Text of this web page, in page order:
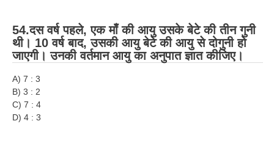
54.दस वर्ष पहले, एक माँ की आयु उसके बेटे की तीन गुनी
थी। 10 वर्ष बाद, उसकी आयु बेटे की आयु से दोगुनी हो
जाएगी। उनकी वर्तमान आयु का अनुपात ज्ञात कीजिए।
A) 7 : 3
B) 3 : 2
C) 7 : 4
D) 4 : 3